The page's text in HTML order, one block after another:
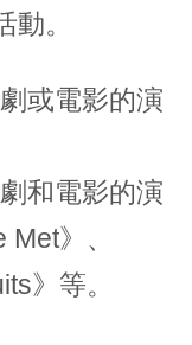
。
或電影的演
和電影的演
》、
》等。